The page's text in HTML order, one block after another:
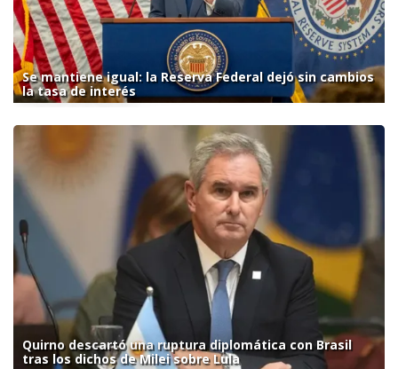
Se mantiene igual: la Reserva Federal dejó sin cambios
la tasa de interés
Quirno descartó una ruptura diplomática con Brasil
tras los dichos de Milei sobre Lula